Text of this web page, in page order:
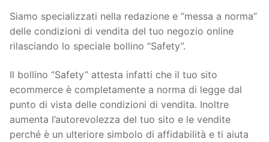
Siamo specializzati nella redazione e “messa a norma”
delle condizioni di vendita del tuo negozio online
rilasciando lo speciale bollino “Safety”.
Il bollino “Safety” attesta infatti che il tuo sito
ecommerce è completamente a norma di legge dal
punto di vista delle condizioni di vendita. Inoltre
aumenta l’autorevolezza del tuo sito e le vendite
perché è un ulteriore simbolo di affidabilità e ti aiuta